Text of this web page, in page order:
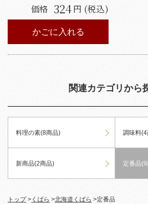
価格 324円 (税込)
かごに入れる
関連カテゴリから
料理の素(8商品) 調味料
新商品(2商品) 定番品
トップ> くばら >北海道くばら >定番品